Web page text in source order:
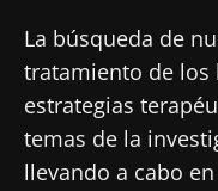
La búsqueda de
tratamiento de los
estrategias
temas de la
llevando a cabo
Únase a la
le permitirá
microbiota.